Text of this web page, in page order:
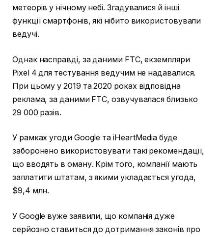
метеорів у нічному небі. Згадувалися й інші
функції смартфонів, які нібито використовували
ведучі.
Однак насправді, за даними FTC, екземпляри
Pixel 4 для тестування ведучим не надавалися.
При цьому у 2019 та 2020 роках відповідна
реклама, за даними FTC, озвучувалася близько
29 000 разів.
У рамках угоди Google та iHeartMedia буде
заборонено використовувати такі рекомендації,
що вводять в оману. Крім того, компанії мають
заплатити штатам, з якими укладається угода,
$9,4 млн.
У Google вуже заявили, що компанія дуже
серйозно ставиться до дотримання законів про